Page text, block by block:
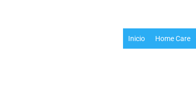
Inicio Home Care